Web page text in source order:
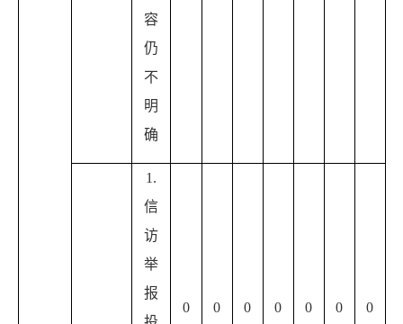
容
仍
不
明
确
1.
信
访
举
报
0 0 0 0 0 0 0